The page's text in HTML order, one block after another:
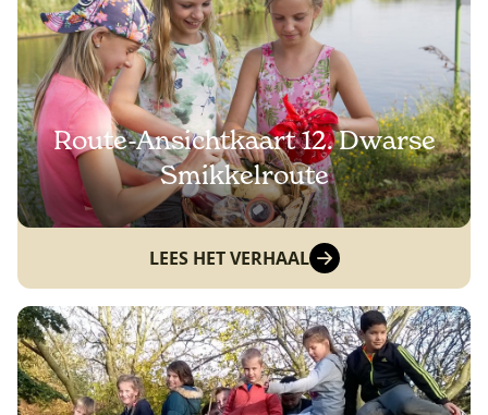
Route-Ansichtkaart 12. Dwarse
Smikkelroute
LEES HET VERHAAL